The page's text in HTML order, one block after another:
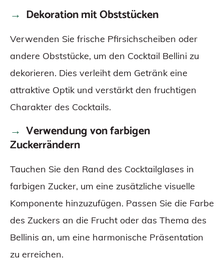
Dekoration mit Obststücken
Verwenden Sie frische Pfirsichscheiben oder
andere Obststücke, um den Cocktail Bellini zu
dekorieren. Dies verleiht dem Getränk eine
attraktive Optik und verstärkt den fruchtigen
Charakter des Cocktails.
Verwendung von farbigen
Zuckerrändern
Tauchen Sie den Rand des Cocktailglases in
farbigen Zucker, um eine zusätzliche visuelle
Komponente hinzuzufügen. Passen Sie die Farbe
des Zuckers an die Frucht oder das Thema des
Bellinis an, um eine harmonische Präsentation
zu erreichen.